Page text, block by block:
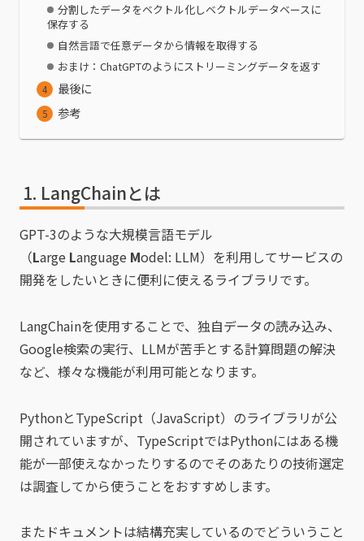
分割したデータをベクトル化しベクトルデータベースに
保存する
自然言語で任意データから情報を取得する
おまけ：ChatGPTのようにストリーミングデータを返す
最後に
参考
LangChainとは
GPT-3のような大規模言語モデル
（Large Language Model: LLM）を利用してサービスの
開発をしたいときに便利に使えるライブラリです。
LangChainを使用することで、独自データの読み込み、
Google検索の実行、LLMが苦手とする計算問題の解決
など、様々な機能が利用可能となります。
PythonとTypeScript（JavaScript）のライブラリが公
開されていますが、TypeScriptではPythonにはある機
能が一部使えなかったりするのでそのあたりの技術選定
は調査してから使うことをおすすめします。
またドキュメントは結構充実しているのでどういうこと